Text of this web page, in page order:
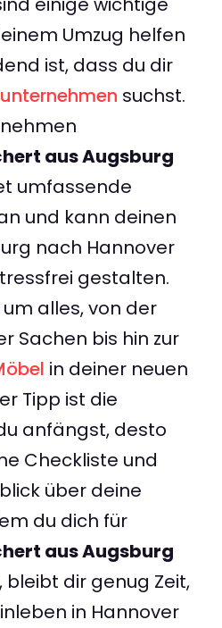
Umzug helfen
ist, dass du dir
suchst.
aus Augsburg
umfassende
und kann deinen
nach Hannover
gestalten.
alles, von der
Sachen bis hin zur
in deiner neuen
Tipp ist die
anfängst, desto
Checkliste und
über deine
du dich für
aus Augsburg
dir genug Zeit,
in Hannover